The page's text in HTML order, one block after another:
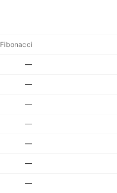
Fibonacci
—
—
—
—
—
—
—